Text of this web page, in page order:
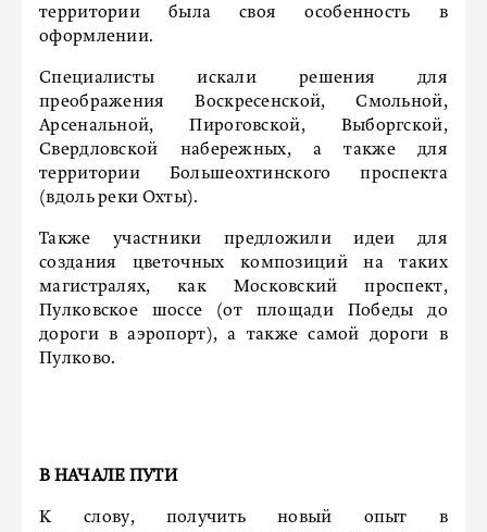
территории была своя особенность в
оформлении.
Специалисты искали решения для
преображения Воскресенской, Смольной,
Арсенальной, Пироговской, Выборгской,
Свердловской набережных, а также для
территории Большеохтинского проспекта
(вдоль реки Охты).
Также участники предложили идеи для
создания цветочных композиций на таких
магистралях, как Московский проспект,
Пулковское шоссе (от площади Победы до
дороги в аэропорт), а также самой дороги в
Пулково.
В НАЧАЛЕ ПУТИ
К слову, получить новый опыт в